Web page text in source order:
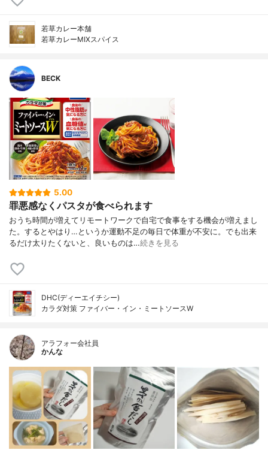
若草カレー本舗
若草カレーMIXスパイス
BECK
5.00
罪悪感なくパスタが食べられます
おうち時間が増えてリモートワークで自宅で食事をする機会が増えまし
た。するとやはり…というか運動不足の毎日で体重が不安に。でも出来
るだけ太りたくないと、良いものは…続きを見る
DHC(ディーエイチシー)
カラダ対策 ファイバー・イン・ミートソースW
アラフォー会社員
かんな